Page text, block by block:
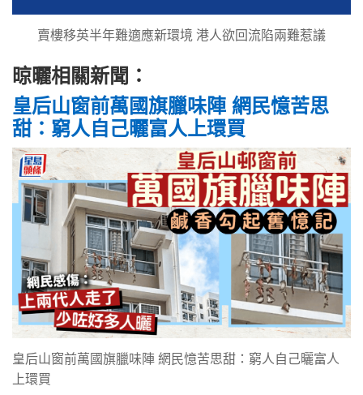
賣樓移英半年難適應新環境 港人欲回流陷兩難惹議
晾曬相關新聞：
皇后山窗前萬國旗臘味陣 網民憶苦思
甜：窮人自己曬富人上環買
皇后山窗前萬國旗臘味陣 網民憶苦思甜：窮人自己曬富人
上環買